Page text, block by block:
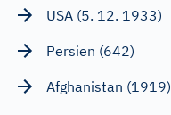
USA (5. 12. 1933)
Persien (642)
Afghanistan (1919)